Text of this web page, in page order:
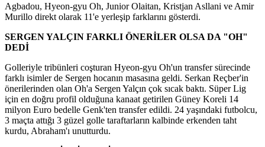
Agbadou, Hyeon-gyu Oh, Junior Olaitan, Kristjan Asllani ve Amir
Murillo direkt olarak 11'e yerleşip farklarını gösterdi.
SERGEN YALÇIN FARKLI ÖNERİLER OLSA DA "OH"
DEDİ
Golleriyle tribünleri coşturan Hyeon-gyu Oh'un transfer sürecinde
farklı isimler de Sergen hocanın masasına geldi. Serkan Reçber'in
önerilerinden olan Oh'a Sergen Yalçın çok sıcak baktı. Süper Lig
için en doğru profil olduğuna kanaat getirilen Güney Koreli 14
milyon Euro bedelle Genk'ten transfer edildi. 24 yaşındaki futbolcu,
3 maçta attığı 3 güzel golle taraftarların kalbinde erkenden taht
kurdu, Abraham'ı unutturdu.